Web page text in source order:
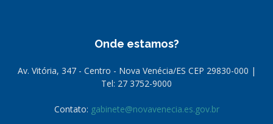
Onde estamos?
Av. Vitória, 347 - Centro - Nova Venécia/ES CEP 29830-000 |
Tel: 27 3752-9000
Contato: gabinete@novavenecia.es.gov.br